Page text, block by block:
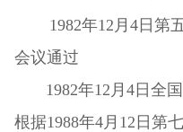
1982年12月4日第
会议通过
1982年12月4日全国
根据1988年4月12日第